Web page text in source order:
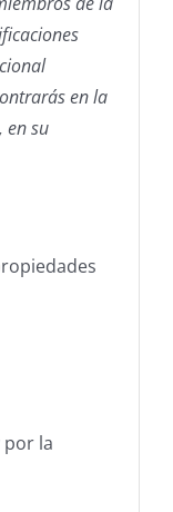
en la
en su
por la